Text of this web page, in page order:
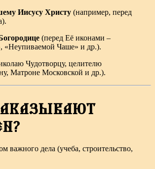
Иисусу Христу (например, перед
(перед Её иконами –
«Неупиваемой Чаше» и др.).
Чудотворцу, целителю
Матроне Московской и др.).
важного дела (учеба, строительство,